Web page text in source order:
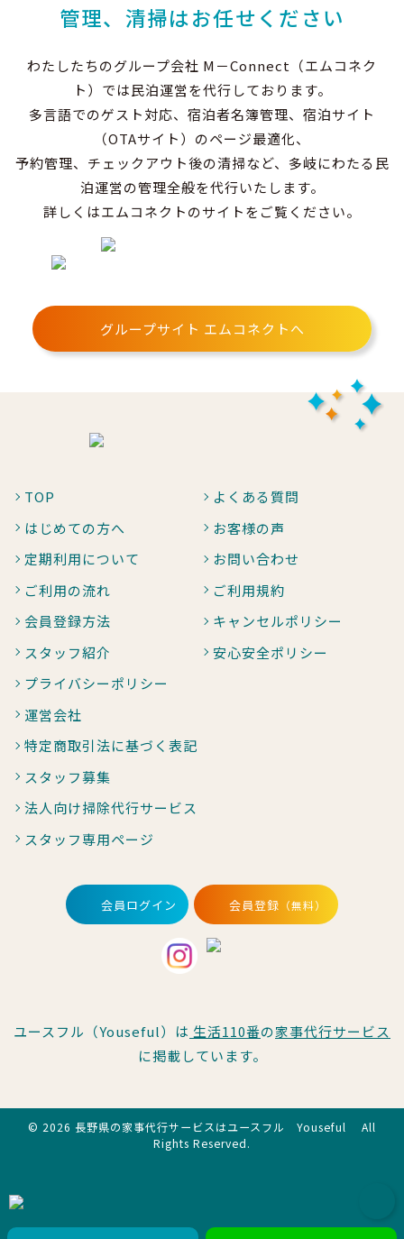
管理、清掃はお任せください
わたしたちのグループ会社 M－Connect（エムコネク
ト）では民泊運営を代行しております。
多言語でのゲスト対応、宿泊者名簿管理、宿泊サイト
（OTAサイト）のページ最適化、
予約管理、チェックアウト後の清掃など、多岐にわたる民
泊運営の管理全般を代行いたします。
詳しくはエムコネクトのサイトをご覧ください。
グループサイト エムコネクトへ
TOP
はじめての方へ
定期利用について
ご利用の流れ
会員登録方法
スタッフ紹介
よくある質問
お客様の声
お問い合わせ
ご利用規約
キャンセルポリシー
安心安全ポリシー
プライバシーポリシー
運営会社
特定商取引法に基づく表記
スタッフ募集
法人向け掃除代行サービス
スタッフ専用ページ
会員ログイン 会員登録 （無料）
ユースフル（Youseful）は 生活110番の家事代行サービス
に掲載しています。
© 2026 長野県の家事代行サービスはユースフル Youseful All
Rights Reserved.